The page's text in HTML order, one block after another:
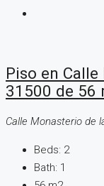
Piso en
31500 de 56
Calle Monasterio de
Beds: 2
Bath: 1